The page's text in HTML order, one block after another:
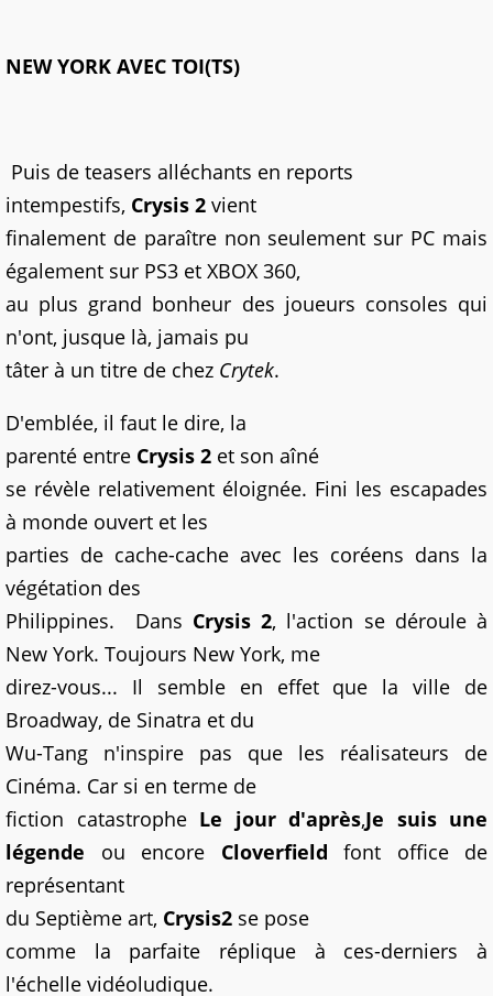
NEW YORK AVEC TOI(TS)
Puis de teasers alléchants en reports
intempestifs, Crysis 2 vient
finalement de paraître non seulement sur PC mais
également sur PS3 et XBOX 360,
au plus grand bonheur des joueurs consoles qui
n'ont, jusque là, jamais pu
tâter à un titre de chez Crytek.
D'emblée, il faut le dire, la
parenté entre Crysis 2 et son aîné
se révèle relativement éloignée. Fini les escapades
à monde ouvert et les
parties de cache-cache avec les coréens dans la
végétation des
Philippines.
Dans Crysis 2, l'action se déroule à
New York. Toujours New York, me
direz-vous... Il semble en effet que la ville de
Broadway, de Sinatra et du
Wu-Tang n'inspire pas que les réalisateurs de
Cinéma. Car si en terme de
fiction catastrophe Le jour d'après,Je suis une
légende ou encore Cloverfield font office de
représentant
du Septième art, Crysis2 se pose
comme la parfaite réplique à ces-derniers à
l'échelle vidéoludique.